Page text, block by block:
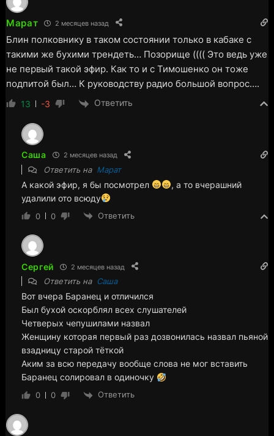
Марат 2 месяцев назад
Блин полковнику в таком состоянии только в кабаке с
такими же бухими трендеть… Позорище (((( Это ведь уже
не первый такой эфир. Как то и с Тимошенко он тоже
подпитой был… К руководству радио большой вопрос….
13 -3 Ответить
Саша 2 месяцев назад
Ответить на Марат
А какой эфир, я бы посмотрел
, а то вчерашний
удалили ото всюду
0 0 Ответить
Сергей 2 месяцев назад
Ответить на Саша
Вот вчера Баранец и отличился
Был бухой оскорблял всех слушателей
Четверых чепушилами назвал
Женщину которая первый раз дозвонилась назвал пьяной
взадницу старой тёткой
Аким за всю передачу вообще слова не мог вставить
Баранец солировал в одиночку
0 0 Ответить